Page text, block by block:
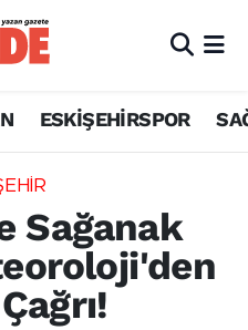
ESKİŞEHİRSPOR
Sağanak